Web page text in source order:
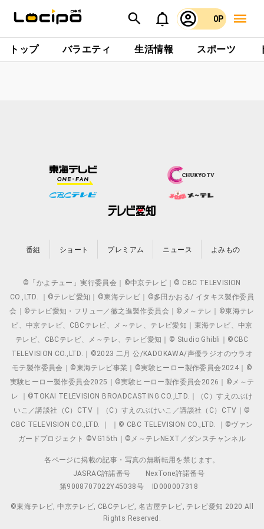
0P
トップ バラエティ 生活情報 スポーツ
番組 ショート プレミアム ニュース よみもの
©「かよチュー」実行委員会｜©中京テレビ｜© CBC TELEVISION
CO.,LTD. ｜©テレビ愛知｜©東海テレビ｜©多田かおる/ イタキス製作委員
会｜©テレビ愛知・フリュー／徹之進製作委員会｜©メ～テレ｜©東海テレ
ビ、中京テレビ、CBCテレビ、メ～テレ、テレビ愛知｜東海テレビ、中京
テレビ、CBCテレビ、メ～テレ、テレビ愛知｜© Studio Ghibli｜©CBC
TELEVISION CO.,LTD.｜©2023 二月 公/KADOKAWA/声優ラジオのウラオ
モテ製作委員会｜©東海テレビ事業｜©実験ヒーロー製作委員会2024｜©
実験ヒーロー製作委員会2025｜©実験ヒーロー製作委員会2026｜©メ～テ
レ ｜©TOKAI TELEVISION BROADCASTING CO.,LTD.｜（C）すえのぶけ
いこ／講談社（C）CTV ｜（C）すえのぶけいこ／講談社（C）CTV｜©
CBC TELEVISION CO.,LTD. ｜ ｜© CBC TELEVISION CO.,LTD. ｜©ヴァン
ガードプロジェクト ©VG15th｜©メ～テレNEXT／ダンスチャンネル
各ページに掲載の記事・写真の無断転用を禁じます。
JASRAC許諾番号
NexTone許諾番号
第9008707022Y45038号
ID000007318
©東海テレビ, 中京テレビ, CBCテレビ, 名古屋テレビ, テレビ愛知 2020 All
Rights Reserved.